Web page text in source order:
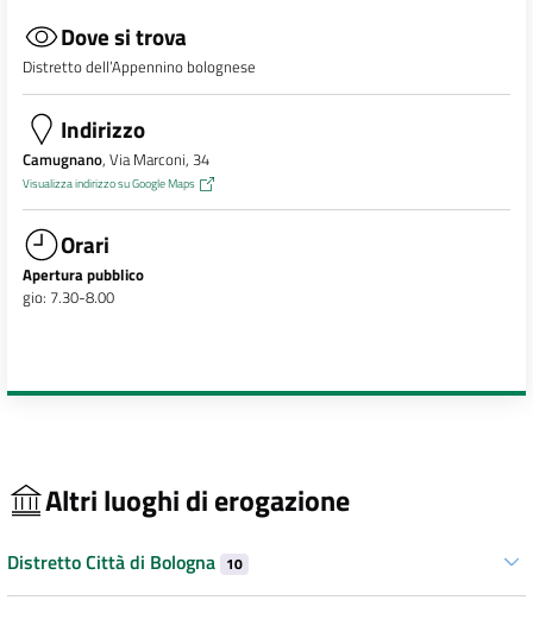
Dove si trova
Distretto dell’Appennino bolognese
Indirizzo
Camugnano, Via Marconi, 34
Visualizza indirizzo su Google Maps
Orari
Apertura pubblico
gio: 7.30-8.00
Altri luoghi di erogazione
Distretto Città di Bologna 10